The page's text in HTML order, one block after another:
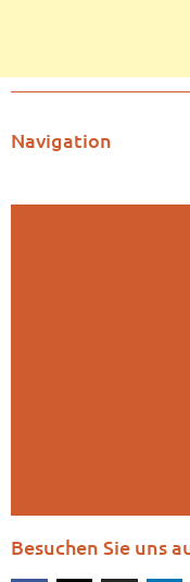
Navigation
Besuchen Sie uns